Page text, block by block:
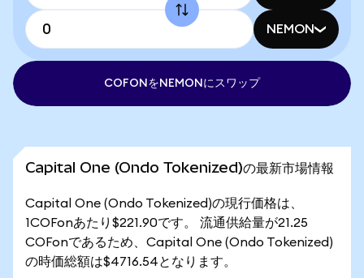
NEMON
COFONをNEMONにスワップ
Capital One (Ondo Tokenized)の最新市場情報
Capital One (Ondo Tokenized)の現行価格は、
1COFonあたり$221.90です。 流通供給量が21.25
COFonであるため、Capital One (Ondo Tokenized)
の時価総額は$4716.54となります。